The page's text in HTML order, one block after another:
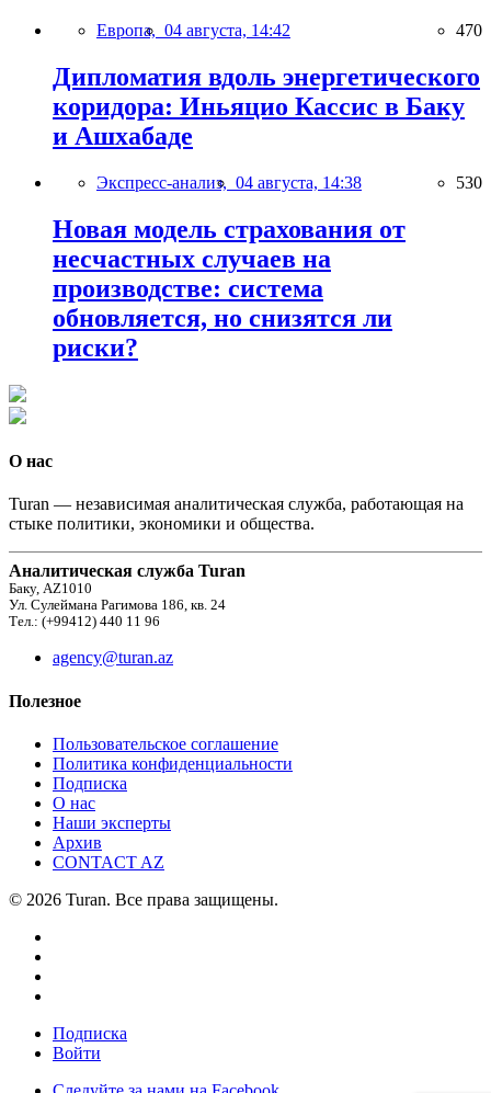
Европа, 04 августа, 14:42 470
Дипломатия вдоль энергетического
коридора: Иньяцио Кассис в Баку
и Ашхабаде
Экспресс-анализ, 04 августа, 14:38 530
Новая модель страхования от
несчастных случаев на
производстве: система
обновляется, но снизятся ли
риски?
О нас
Turan — независимая аналитическая служба, работающая на
стыке политики, экономики и общества.
Аналитическая служба Turan
Баку, AZ1010
Ул. Сулеймана Рагимова 186, кв. 24
Тел.: (+99412) 440 11 96
agency@turan.az
Полезное
Пользовательское соглашение
Политика конфиденциальности
Подписка
О нас
Наши эксперты
Архив
CONTACT AZ
© 2026 Turan. Все права защищены.
Подписка
Войти